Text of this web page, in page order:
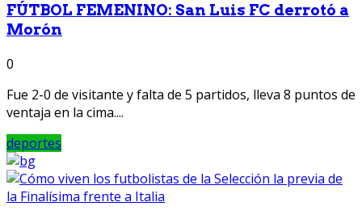
FÚTBOL FEMENINO: San Luis FC derrotó a
Morón
0
Fue 2-0 de visitante y falta de 5 partidos, lleva 8 puntos de
ventaja en la cima....
deportes